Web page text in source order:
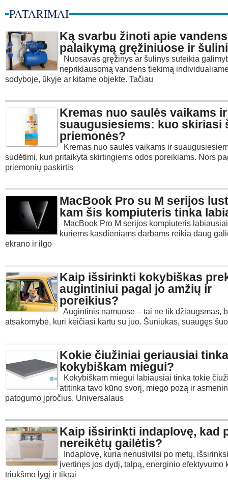
PATARIMAI
Ką svarbu žinoti apie
palaikymą gręžiniuose ir
Nuosavas gręžinys ar šulinys suteikia
nepriklausomą vandens tiekimą
sodyboje, ūkyje ar kitame objekte. Tačiau
Kremas nuo saulės vaikams ir
suaugusiesiems: kuo skiriasi
priemonės?
Kremas nuo saulės vaikams ir
sudėtimi, kuri pritaikyta skirtingiems odos poreikiams. Nors
priemonių paskirtis
MacBook Pro su M serijos
kam šis kompiuteris tinka
MacBook Pro M serijos kompiuteris
kuriems kasdieniams darbams reikia daug
ekrano ir ilgo
Kaip išsirinkti kokybiškas
augintiniui pagal jo amžių ir
poreikius?
Augintinis namuose – tai ne tik džiaugsmas,
atsakomybė, kuri keičiasi kartu su juo. Šuniukas, suaugęs šuo
Kokie čiužiniai geriausiai tinka
kokybiškam miegui?
Kokybiškam miegui labiausiai tinka tokie
atitinka tavo kūno svorį, miego pozą ir
patogumo įpročius. Universalaus
Kaip išsirinkti indaplovę, kad
nereikėtų gailėtis?
Indaplovę, kuria nenusivilsi po metų,
įvertinęs jos dydį, talpą, energinio efektyvumo
triukšmo lygį ir tikrai